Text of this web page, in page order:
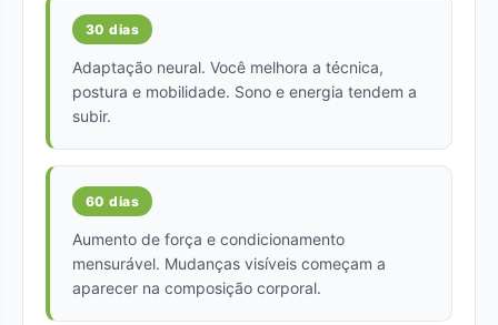
30 dias
Adaptação neural. Você melhora a técnica,
postura e mobilidade. Sono e energia tendem a
subir.
60 dias
Aumento de força e condicionamento
mensurável. Mudanças visíveis começam a
aparecer na composição corporal.